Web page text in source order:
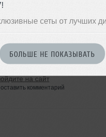
сеты от лучших
БОЛЬШЕ НЕ ПОКАЗЫВАТЬ
на сайт
комментарий